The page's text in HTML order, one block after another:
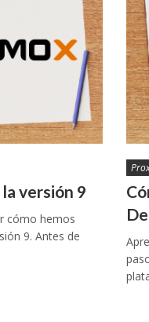
versión 9
cómo hemos
9. Antes de